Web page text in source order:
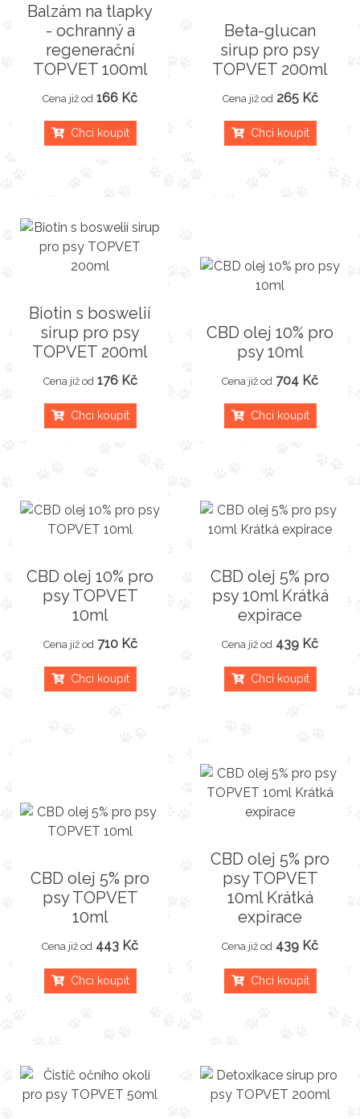
Balzám na tlapky
- ochranný a
regenerační
TOPVET 100ml
Cena již od 166 Kč
Chci koupit
Beta-glucan
sirup pro psy
TOPVET 200ml
Cena již od 265 Kč
Chci koupit
Biotin s boswelií
sirup pro psy
TOPVET 200ml
Cena již od 176 Kč
Chci koupit
CBD olej 10% pro
psy 10ml
Cena již od 704 Kč
Chci koupit
CBD olej 10% pro
psy TOPVET
10ml
Cena již od 710 Kč
Chci koupit
CBD olej 5% pro
psy 10ml Krátká
expirace
Cena již od 439 Kč
Chci koupit
CBD olej 5% pro
psy TOPVET
10ml
Cena již od 443 Kč
Chci koupit
CBD olej 5% pro
psy TOPVET
10ml Krátká
expirace
Cena již od 439 Kč
Chci koupit